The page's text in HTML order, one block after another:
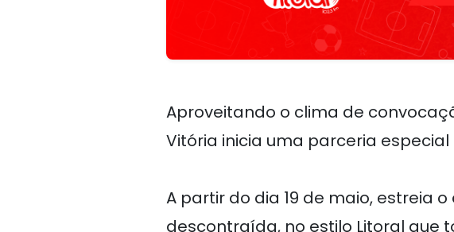
Aproveitando o clima de
Vitória inicia uma parceria
A partir do dia 19 de maio, estreia
descontraída, no estilo Litoral que